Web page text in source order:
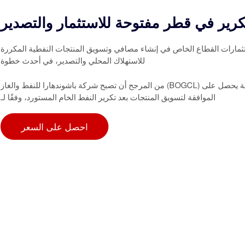
في قطر مفتوحة للاستثمار والتصدير
القطاع الخاص في إنشاء مصافي وتسويق المنتجات النفطية المكررة
للاستهلاك المحلي والتصدير، في أحدث خطوة
من المرجح أن تصبح شركة باشوندهارا للنفط والغاز (BOGCL) أول كيان خاص في الدولة يحصل على
الموافقة لتسويق المنتجات بعد تكرير النفط الخام المستورد، وفقًا لـ
احصل على السعر